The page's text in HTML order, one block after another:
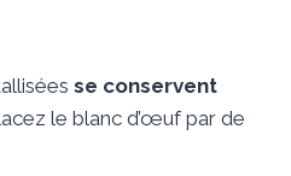
se conservent
le blanc d’œuf par de